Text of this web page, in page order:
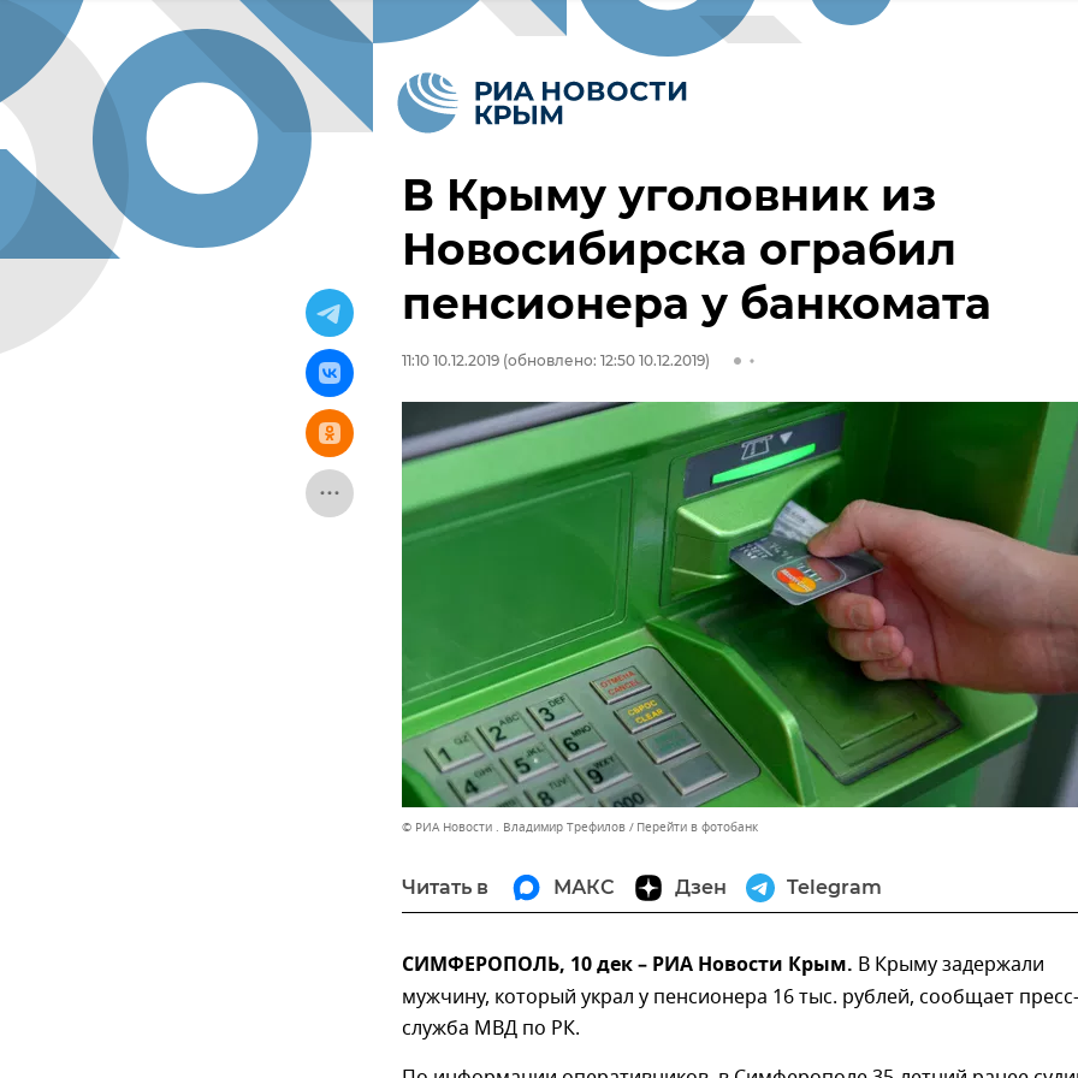
В Крыму уголовник из
Новосибирска ограбил
пенсионера у банкомата
11:10 10.12.2019 (обновлено: 12:50 10.12.2019)
© РИА Новости . Владимир Трефилов Перейти в фотобанк
Читать в МАКС Дзен Telegram
СИМФЕРОПОЛЬ, 10 дек – РИА Новости Крым. В Крыму задержали
мужчину, который украл у пенсионера 16 тыс. рублей, сообщает пресс-
служба МВД по РК.